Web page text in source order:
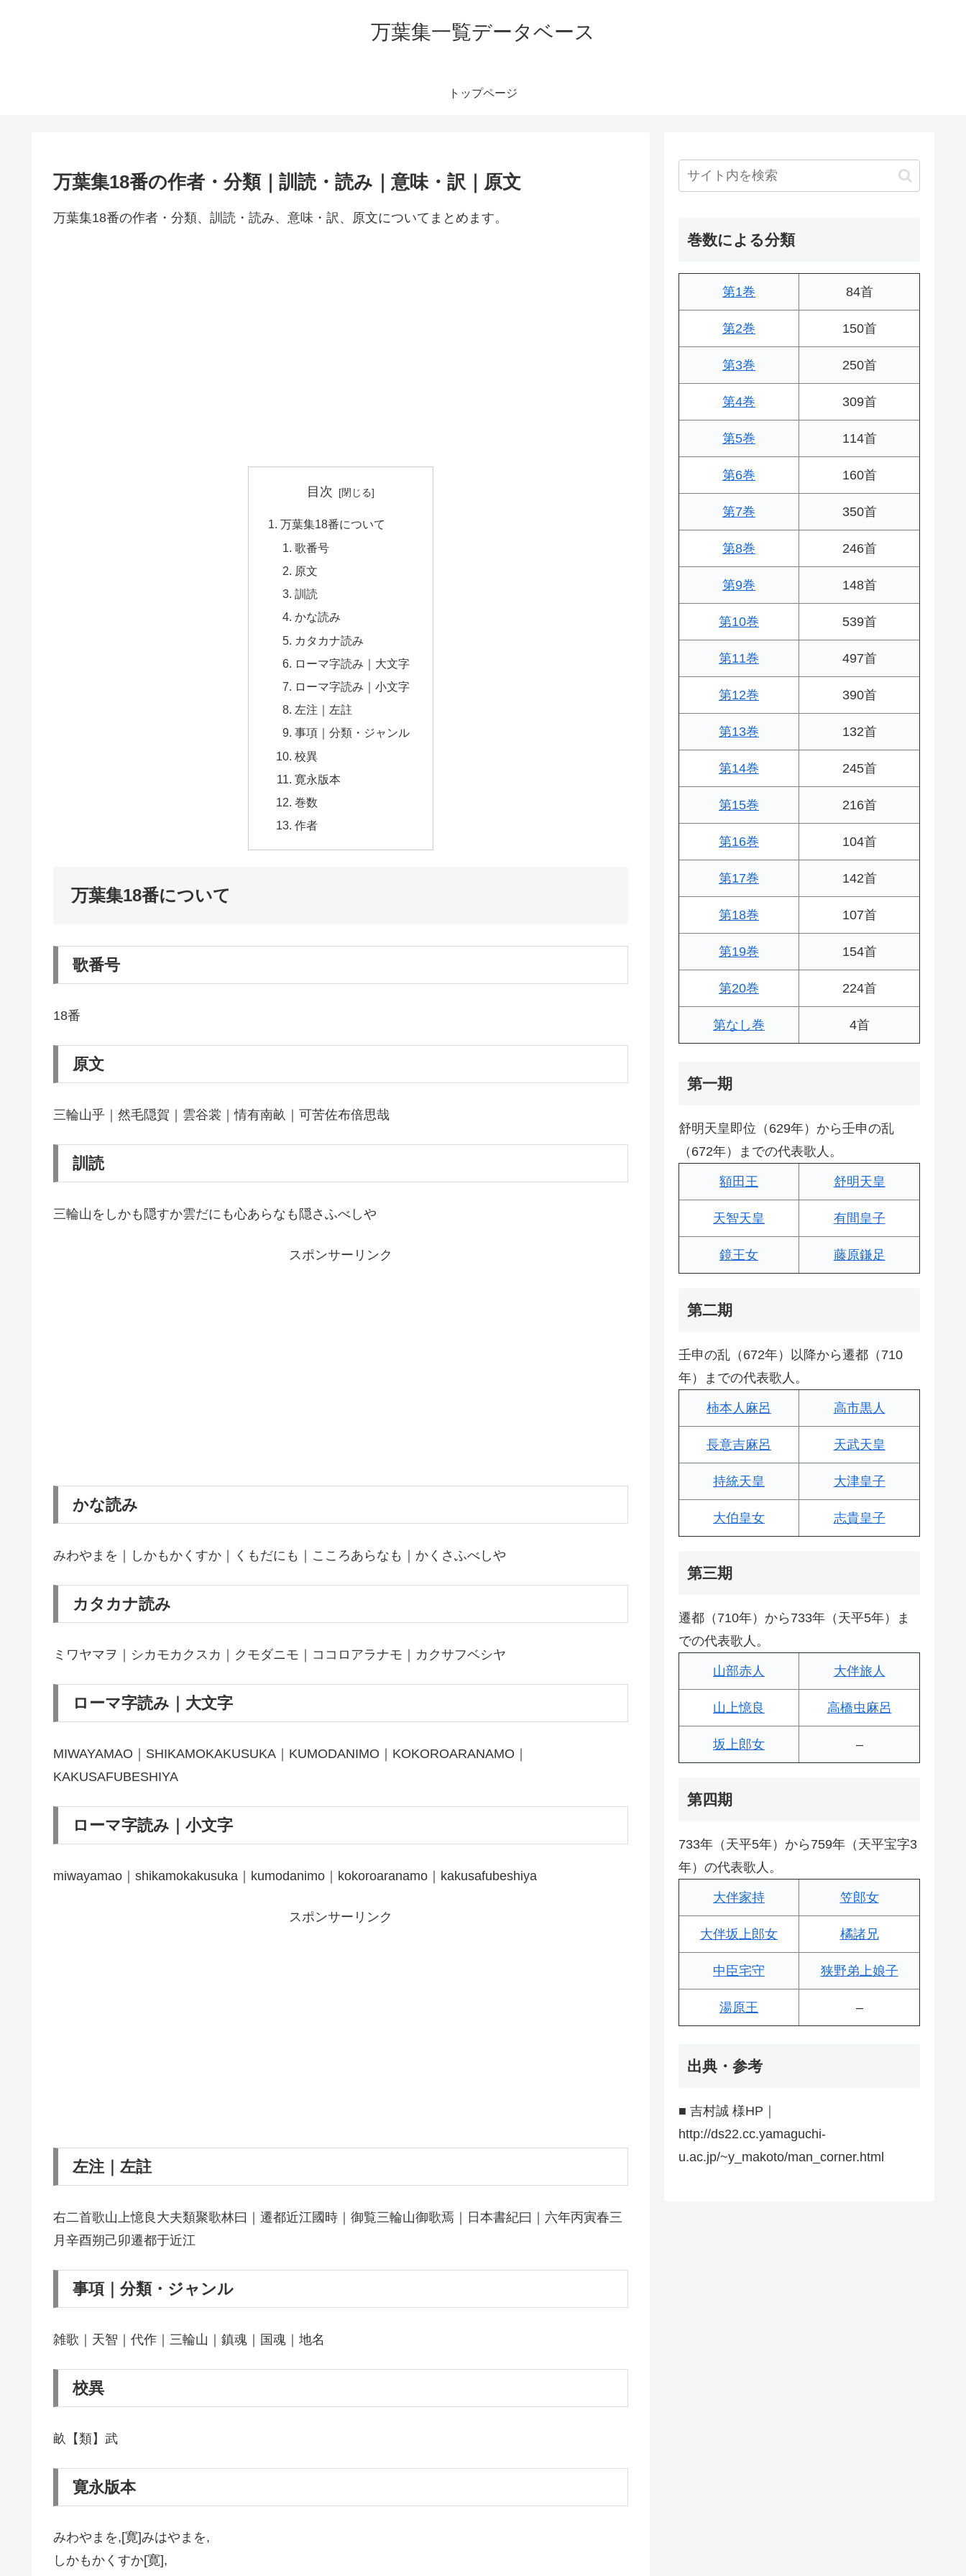
万葉集一覧データベース
トップページ
万葉集18番の作者・分類｜訓読・読み｜意味・訳｜原文
万葉集18番の作者・分類、訓読・読み、意味・訳、原文についてまとめます。
目次
万葉集18番について
歌番号
原文
訓読
かな読み
カタカナ読み
ローマ字読み｜大文字
ローマ字読み｜小文字
左注｜左註
事項｜分類・ジャンル
校異
寛永版本
巻数
作者
万葉集18番について
歌番号
18番
原文
三輪山乎｜然毛隠賀｜雲谷裳｜情有南畝｜可苦佐布倍思哉
訓読
三輪山をしかも隠すか雲だにも心あらなも隠さふべしや
スポンサーリンク
かな読み
みわやまを｜しかもかくすか｜くもだにも｜こころあらなも｜かくさふべしや
カタカナ読み
ミワヤマヲ｜シカモカクスカ｜クモダニモ｜ココロアラナモ｜カクサフベシヤ
ローマ字読み｜大文字
MIWAYAMAO｜SHIKAMOKAKUSUKA｜KUMODANIMO｜KOKOROARANAMO｜
KAKUSAFUBESHIYA
ローマ字読み｜小文字
miwayamao｜shikamokakusuka｜kumodanimo｜kokoroaranamo｜kakusafubeshiya
スポンサーリンク
左注｜左註
右二首歌山上憶良大夫類聚歌林曰｜遷都近江國時｜御覧三輪山御歌焉｜日本書紀曰｜六年丙寅春三
月辛酉朔己卯遷都于近江
事項｜分類・ジャンル
雑歌｜天智｜代作｜三輪山｜鎮魂｜国魂｜地名
校異
畝【類】武
寛永版本
みわやまを,[寛]みはやまを,
しかもかくすか[寛],
巻数による分類
第1巻 84首
第2巻 150首
第3巻 250首
第4巻 309首
第5巻 114首
第6巻 160首
第7巻 350首
第8巻 246首
第9巻 148首
第10巻 539首
第11巻 497首
第12巻 390首
第13巻 132首
第14巻 245首
第15巻 216首
第16巻 104首
第17巻 142首
第18巻 107首
第19巻 154首
第20巻 224首
第なし巻 4首
第一期
舒明天皇即位（629年）から壬申の乱
（672年）までの代表歌人。
額田王 舒明天皇
天智天皇 有間皇子
鏡王女 藤原鎌足
第二期
壬申の乱（672年）以降から遷都（710
年）までの代表歌人。
柿本人麻呂 高市黒人
長意吉麻呂 天武天皇
持統天皇 大津皇子
大伯皇女 志貴皇子
第三期
遷都（710年）から733年（天平5年）ま
での代表歌人。
山部赤人 大伴旅人
山上憶良 高橋虫麻呂
坂上郎女 –
第四期
733年（天平5年）から759年（天平宝字3
年）の代表歌人。
大伴家持 笠郎女
大伴坂上郎女 橘諸兄
中臣宅守 狭野弟上娘子
湯原王 –
出典・参考
■ 吉村誠 様HP｜
http://ds22.cc.yamaguchi-
u.ac.jp/~y_makoto/man_corner.html